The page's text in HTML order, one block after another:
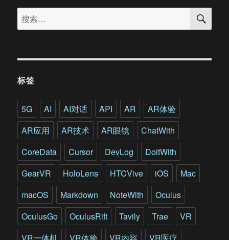
内
政
部
搜
索：
搜
标签
5G AI AI对话 API AR
AR体验
AR应用
AR技术 AR眼镜
ChatWith
CoreData
Cursor DevLog
DoitWith
GearVR
HoloLens HTCVive iOS
Mac
macOS
Markdown NoteWith
Oculus
OculusGo
OculusRift Tavily Trae
VR